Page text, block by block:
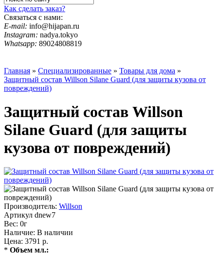
Как сделать заказ?
Связаться с нами:
E-mail: info@hijapan.ru
Instagram: nadya.tokyo
Whatsapp: 89024808819
Главная » Специализированные » Товары для дома »
Защитный состав Willson Silane Guard (для защиты кузова от
повреждений)
Защитный состав Willson
Silane Guard (для защиты
кузова от повреждений)
Производитель: Willson
Артикул dnew7
Вес: 0г
Наличие: В наличии
Цена: 3791 р.
* Объем мл.: